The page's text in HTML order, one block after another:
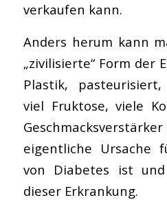
verkaufen kann.
Anders herum kann
„zivilisierte“ Form der
Plastik,
viel Fruktose, viele
eigentliche Ursache
von Diabetes ist
dieser Erkrankung.